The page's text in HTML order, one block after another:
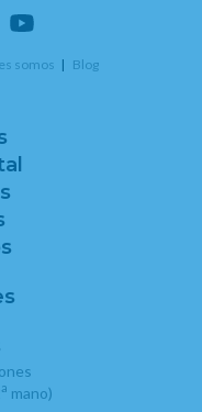
somos Blog
a mano)